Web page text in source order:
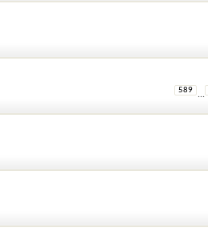
...
589